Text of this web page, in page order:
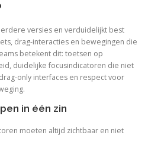
versies en verduidelijkt best
drag-interacties en bewegingen die
betekent dit: toetsen op
duidelijke focusindicatoren die niet
only interfaces en respect voor
in één zin
moeten altijd zichtbaar en niet